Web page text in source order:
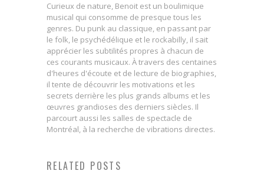
Curieux de nature, Benoit est un boulimique
musical qui consomme de presque tous les
genres. Du punk au classique, en passant par
le folk, le psychédélique et le rockabilly, il sait
apprécier les subtilités propres à chacun de
ces courants musicaux. À travers des centaines
d'heures d'écoute et de lecture de biographies,
il tente de découvrir les motivations et les
secrets derrière les plus grands albums et les
œuvres grandioses des derniers siècles. Il
parcourt aussi les salles de spectacle de
Montréal, à la recherche de vibrations directes.
RELATED POSTS